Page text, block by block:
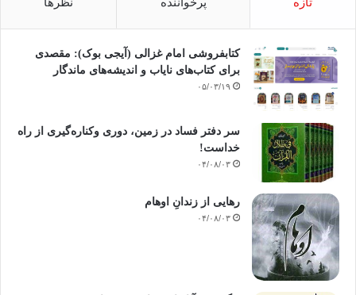
کتابفروشی امام غزالی (آیجی بوک): مقصدی
برای کتاب‌های نایاب و اندیشه‌های ماندگار
۰۵/۰۳/۱۹
سر دفتر فساد در زمین‌، دوری وکناره‌گیری از راه
خداست‌!
۰۴/۰۸/۰۳
رهایی از زندانِ اوهام
۰۴/۰۸/۰۳